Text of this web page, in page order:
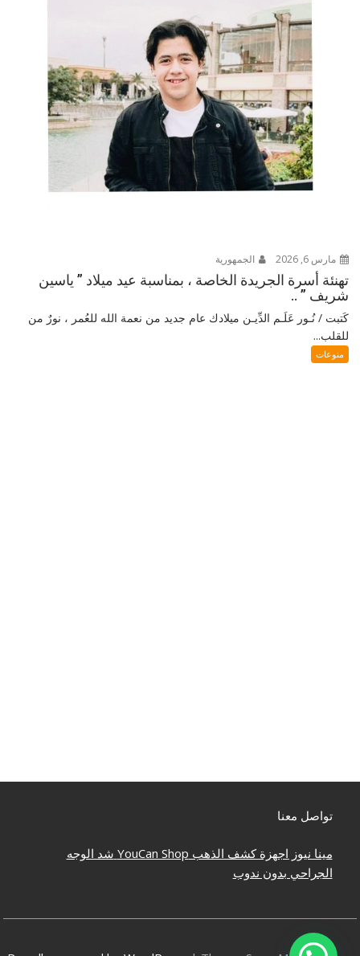
مارس 6, 2026 الجمهورية
تهنئة أسرة الجريدة الخاصة ، بمناسبة عيد ميلاد ” ياسين
شريف ” ..
كَتبت / نُـور عَلَـم الدِّيـن ميلادك عام جديد من نعمة الله للعُمر ، نورٌ من
للقلب...
منوعات
تواصل معنا
مينا نيوز اجهزة كشف الذهب YouCan Shop شد الوجه
الجراحي بدون ندوب